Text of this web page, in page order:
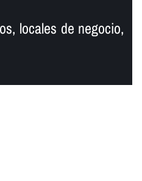
locales de negocio,